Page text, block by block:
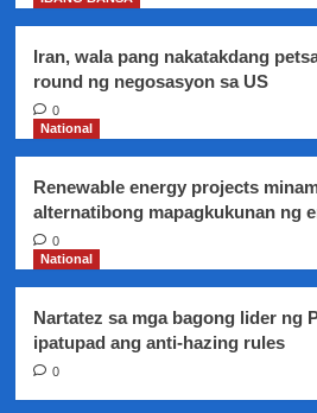
Iran, wala pang nakatakdang
round ng negosasyon sa US
0
National
Renewable energy projects
alternatibong mapagkukunan ng
0
National
Nartatez sa mga bagong lider ng
ipatupad ang anti-hazing rules
0